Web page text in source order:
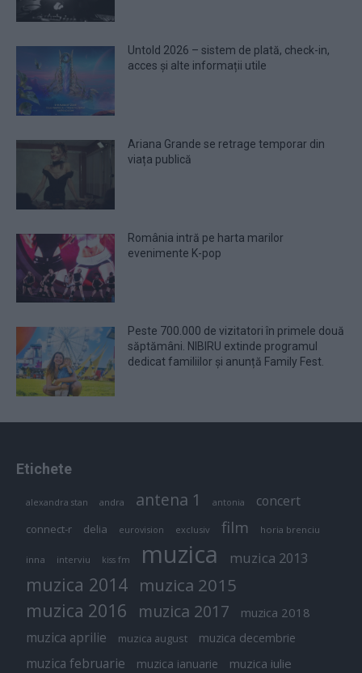
Untold 2026 – sistem de plată, check-in,
acces și alte informații utile
Ariana Grande se retrage temporar din
viața publică
România intră pe harta marilor
evenimente K-pop
Peste 700.000 de vizitatori în primele două
săptămâni. NIBIRU extinde programul
dedicat familiilor și anunță Family Fest.
Etichete
alexandra stan andra antena 1 antonia concert
connect-r delia eurovision exclusiv film horia brenciu
inna interviu kiss fm muzica muzica 2013
muzica 2014 muzica 2015
muzica 2016 muzica 2017 muzica 2018
muzica aprilie muzica august muzica decembrie
muzica februarie muzica ianuarie muzica iulie